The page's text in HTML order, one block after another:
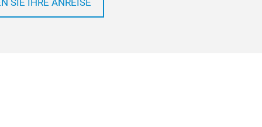
SIE IHRE ANREISE